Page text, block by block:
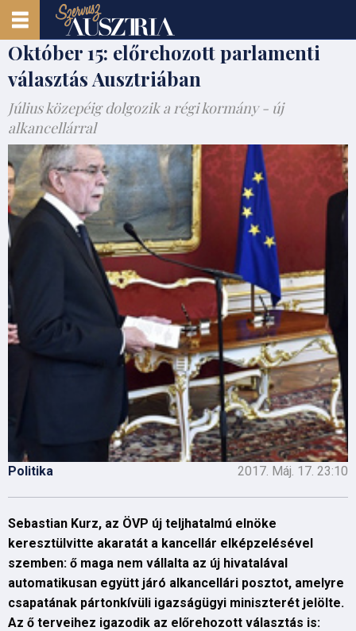
Október 15: előrehozott parlamenti
választás Ausztriában
Július közepéig dolgozik a régi kormány - új
alkancellárral
Politika 2017. Máj. 17. 23:10
Sebastian Kurz, az ÖVP új teljhatalmú elnöke
keresztülvitte akaratát a kancellár elképzelésével
szemben: ő maga nem vállalta az új hivatalával
automatikusan együtt járó alkancellári posztot, amelyre
csapatának pártonkívüli igazságügyi miniszterét jelölte.
Az ő terveihez igazodik az előrehozott választás is: